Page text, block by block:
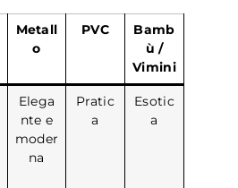
Metall
o
PVC
Bamb
ù /
Vimini
Elega
nte e
moder
na
Pratic
a
Esotic
a